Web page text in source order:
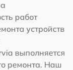
работ
устройств
выполняется
ремонта. Наш